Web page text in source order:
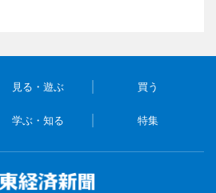
見る・遊ぶ 買う
学ぶ・知る 特集